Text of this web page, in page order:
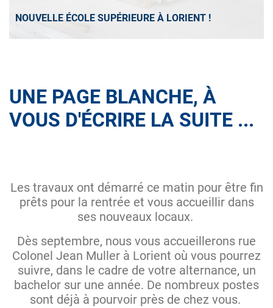
NOUVELLE ÉCOLE SUPÉRIEURE À LORIENT !
UNE PAGE BLANCHE, À
VOUS D'ÉCRIRE LA SUITE ...
Les travaux ont démarré ce matin pour être fin
prêts pour la rentrée et vous accueillir dans
ses nouveaux locaux.
Dès septembre, nous vous accueillerons rue
Colonel Jean Muller à Lorient où vous pourrez
suivre, dans le cadre de votre alternance, un
bachelor sur une année. De nombreux postes
sont déjà à pourvoir près de chez vous.